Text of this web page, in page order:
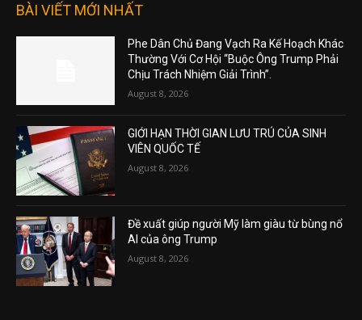
BÀI VIẾT MỚI NHẤT
Phe Dân Chủ Đang Vạch Ra Kế Hoạch Khác
Thường Với Cơ Hội “Buộc Ông Trump Phải
Chịu Trách Nhiệm Giải Trình”.
August 8, 2026
GIỚI HẠN THỜI GIAN LƯU TRÚ CỦA SINH
VIÊN QUỐC TẾ
August 8, 2026
Đề xuất giúp người Mỹ làm giàu từ bùng nổ
AI của ông Trump
August 8, 2026